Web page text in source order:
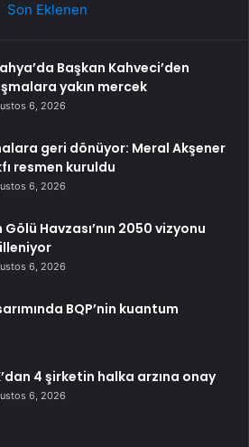
Son Eklenen
Başkan Kahveci’den
yakın mercek
6, 2026
geri dönüyor: Meral Akşener
resmen kuruldu
6, 2026
Gölü Havzası’nın 2050 vizyonu
6, 2026
BQP’nin kuantum
4 şirketin halka arzına onay
6, 2026